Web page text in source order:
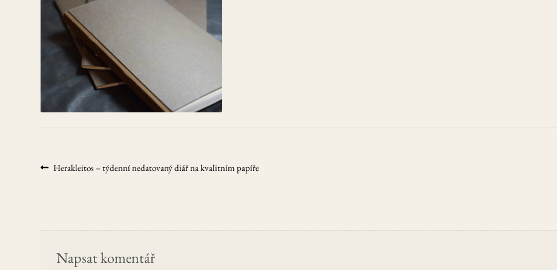
Navigace
Předchozí
Herakleitos – týdenní nedatovaný diář na kvalitním papíře
Napsat komentář